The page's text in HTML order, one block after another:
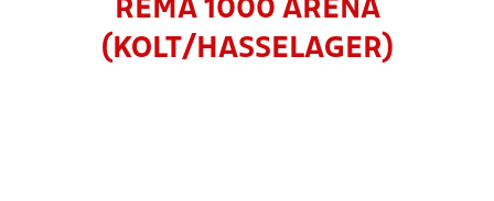
REMA 1000 ARENA
(KOLT/HASSELAGER)